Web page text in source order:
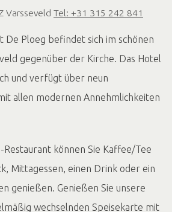
Varsseveld Tel: +31 315 242 841
De Ploeg befindet sich im schönen
gegenüber der Kirche. Das Hotel
und verfügt über neun
allen modernen Annehmlichkeiten
Restaurant können Sie Kaffee/Tee
Mittagessen, einen Drink oder ein
genießen. Genießen Sie unsere
wechselnden Speisekarte mit